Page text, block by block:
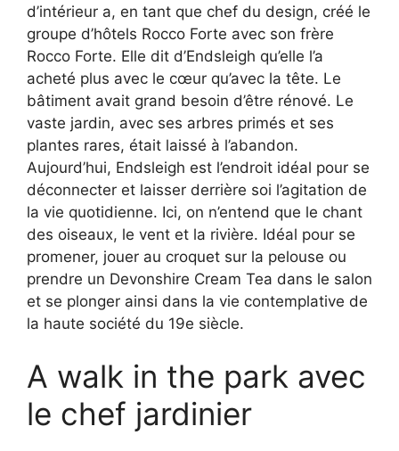
d’intérieur a, en tant que chef du design, créé le
groupe d’hôtels Rocco Forte avec son frère
Rocco Forte. Elle dit d’Endsleigh qu’elle l’a
acheté plus avec le cœur qu’avec la tête. Le
bâtiment avait grand besoin d’être rénové. Le
vaste jardin, avec ses arbres primés et ses
plantes rares, était laissé à l’abandon.
Aujourd’hui, Endsleigh est l’endroit idéal pour se
déconnecter et laisser derrière soi l’agitation de
la vie quotidienne. Ici, on n’entend que le chant
des oiseaux, le vent et la rivière. Idéal pour se
promener, jouer au croquet sur la pelouse ou
prendre un Devonshire Cream Tea dans le salon
et se plonger ainsi dans la vie contemplative de
la haute société du 19e siècle.
A walk in the park avec
le chef jardinier